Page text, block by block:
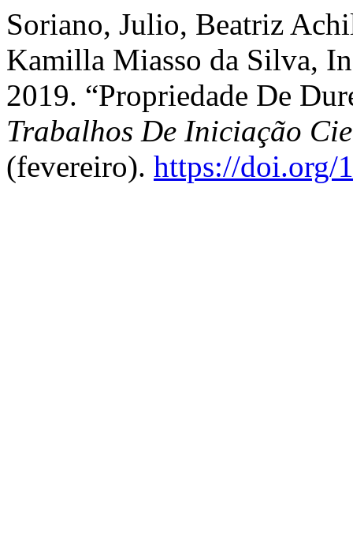
Soriano, Julio, Beatriz
Kamilla Miasso da Silva,
2019. “Propriedade De
Trabalhos De Iniciação
(fevereiro). https://doi.org/